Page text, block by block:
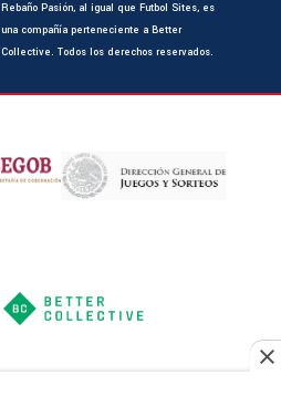
Rebaño Pasión, al igual que Futbol Sites, es
una compañía perteneciente a Better
Collective. Todos los derechos reservados.